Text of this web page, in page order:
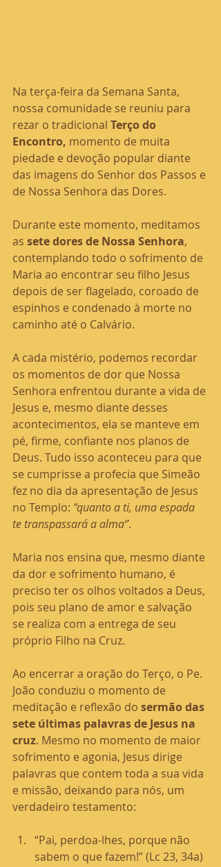
Na terça-feira da Semana Santa,
nossa comunidade se reuniu para
rezar o tradicional Terço do
Encontro, momento de muita
piedade e devoção popular diante
das imagens do Senhor dos Passos e
de Nossa Senhora das Dores.
Durante este momento, meditamos
as sete dores de Nossa Senhora,
contemplando todo o sofrimento de
Maria ao encontrar seu filho Jesus
depois de ser flagelado, coroado de
espinhos e condenado à morte no
caminho até o Calvário.
A cada mistério, podemos recordar
os momentos de dor que Nossa
Senhora enfrentou durante a vida de
Jesus e, mesmo diante desses
acontecimentos, ela se manteve em
pé, firme, confiante nos planos de
Deus. Tudo isso aconteceu para que
se cumprisse a profecia que Simeão
fez no dia da apresentação de Jesus
no Templo: “quanto a ti, uma espada
te transpassará a alma”.
Maria nos ensina que, mesmo diante
da dor e sofrimento humano, é
preciso ter os olhos voltados a Deus,
pois seu plano de amor e salvação
se realiza com a entrega de seu
próprio Filho na Cruz.
Ao encerrar a oração do Terço, o Pe.
João conduziu o momento de
meditação e reflexão do sermão das
sete últimas palavras de Jesus na
cruz. Mesmo no momento de maior
sofrimento e agonia, Jesus dirige
palavras que contem toda a sua vida
e missão, deixando para nós, um
verdadeiro testamento:
“Pai, perdoa-lhes, porque não
sabem o que fazem!” (Lc 23, 34a)